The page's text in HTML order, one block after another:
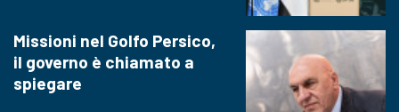
Missioni nel Golfo Persico,
il governo è chiamato a
spiegare